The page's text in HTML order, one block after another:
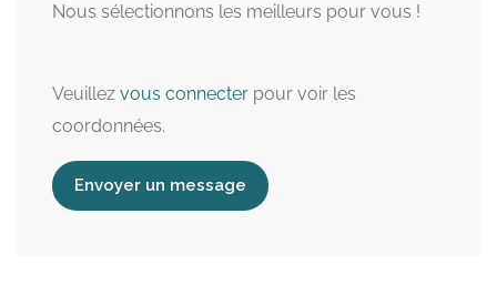
Nous sélectionnons les meilleurs pour vous !
Veuillez vous connecter pour voir les
coordonnées.
Envoyer un message